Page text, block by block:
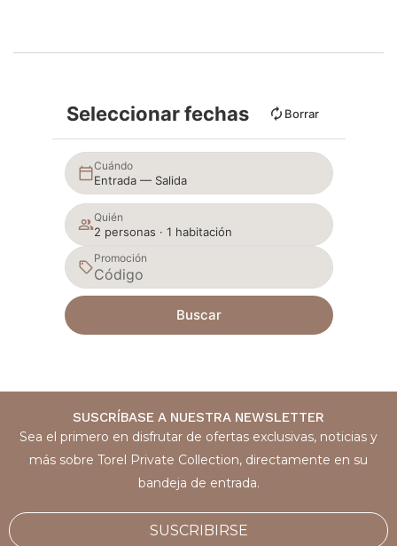
Seleccionar fechas Borrar
Cuándo
Entrada — Salida
Quién
2 personas · 1 habitación
Promoción
Buscar
SUSCRÍBASE A NUESTRA NEWSLETTER
Sea el primero en disfrutar de ofertas exclusivas, noticias y
más sobre Torel Private Collection, directamente en su
bandeja de entrada.
SUSCRIBIRSE